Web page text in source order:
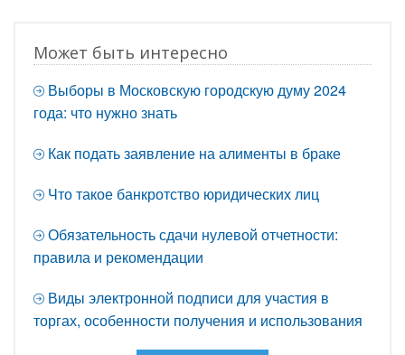
Может быть интересно
Выборы в Московскую городскую думу 2024
года: что нужно знать
Как подать заявление на алименты в браке
Что такое банкротство юридических лиц
Обязательность сдачи нулевой отчетности:
правила и рекомендации
Виды электронной подписи для участия в
торгах, особенности получения и использования